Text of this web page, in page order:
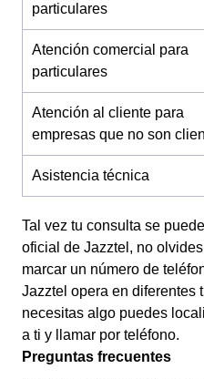
particulares
Atención comercial para
particulares
Atención al cliente para
empresas que no son
Asistencia técnica
Tal vez tu consulta se
oficial de Jazztel, no
marcar un número de
Jazztel opera en diferentes
necesitas algo puedes
a ti y llamar por teléfono.
Preguntas frecuentes